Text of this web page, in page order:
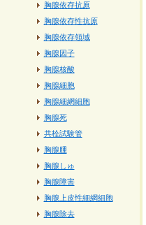
胸腺依存抗原
胸腺依存性抗原
胸腺依存領域
胸腺因子
胸腺核酸
胸腺細胞
胸腺細網細胞
胸腺死
共栓試験管
胸腺腫
胸腺しゅ
胸腺障害
胸腺上皮性細網細胞
胸腺除去